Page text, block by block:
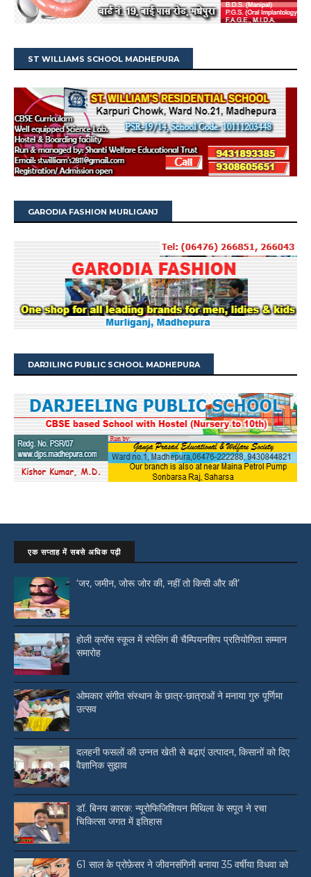
ST WILLIAMS SCHOOL MADHEPURA
GARODIA FASHION MURLIGANJ
DARJILING PUBLIC SCHOOL MADHEPURA
एक सप्ताह में सबसे अधिक पढ़ी
‘जर, जमीन, जोरू जोर की, नहीं तो किसी और की’
होली क्रॉस स्कूल में स्पेलिंग बी चैम्पियनशिप प्रतियोगिता सम्मान
समारोह
ओमकार संगीत संस्थान के छात्र-छात्राओं ने मनाया गुरु पूर्णिमा
उत्सव
दलहनी फसलों की उन्नत खेती से बढ़ाएं उत्पादन, किसानों को दिए
वैज्ञानिक सुझाव
डॉ. बिनय कारक: न्यूरोफिजिशियन मिथिला के सपूत ने रचा
चिकित्सा जगत में इतिहास
61 साल के प्रोफ़ेसर ने जीवनसंगिनी बनाया 35 वर्षीया विधवा को